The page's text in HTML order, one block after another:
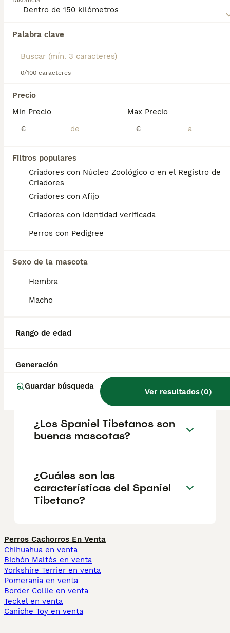
Palabra clave
0/100 caracteres
Precio
Min Precio
€
Max Precio
€
Filtros populares
Criadores con Núcleo Zoológico o en el Registro de
Criadores
Criadores con Afijo
Criadores con identidad verificada
Perros con Pedigree
Sexo de la mascota
Hembra
Macho
Rango de edad
Generación
Guardar búsqueda
Ver resultados(0)
Lee nuestra
página de consejos de compra de Spaniel
Encontramos 0 Spaniel Tibetano Cachorros
Si deseas exactamente esta búsqueda guarda tu
búsqueda y espera el resultado perfecto:
Preguntas frecuentes
¿Cuánto cuesta un spaniel
tibetano?
El coste de adquisición de esta raza puede
variar según factores como el pedigrí, la
reputación del criador y la ubicación
geográfica. Es fundamental acudir a
Informarse bien y comparar opciones antes
decisión.
de Spaniel Tibetano?
¿Es agresivo el mastín
tibetano?
¿Los Spaniel Tibetanos son
buenas mascotas?
¿Cuáles son las
características del Spaniel
Tibetano?
Perros Cachorros En Venta
Chihuahua en venta
Bichón Maltés en venta
Yorkshire Terrier en venta
Pomerania en venta
Border Collie en venta
Teckel en venta
Caniche Toy en venta